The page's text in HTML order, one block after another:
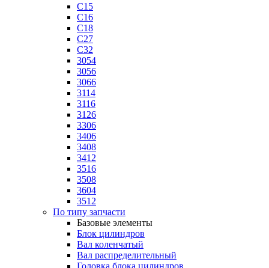
C15
C16
C18
C27
C32
3054
3056
3066
3114
3116
3126
3306
3406
3408
3412
3516
3508
3604
3512
По типу запчасти
Базовые элементы
Блок цилиндров
Вал коленчатый
Вал распределительный
Головка блока цилиндров